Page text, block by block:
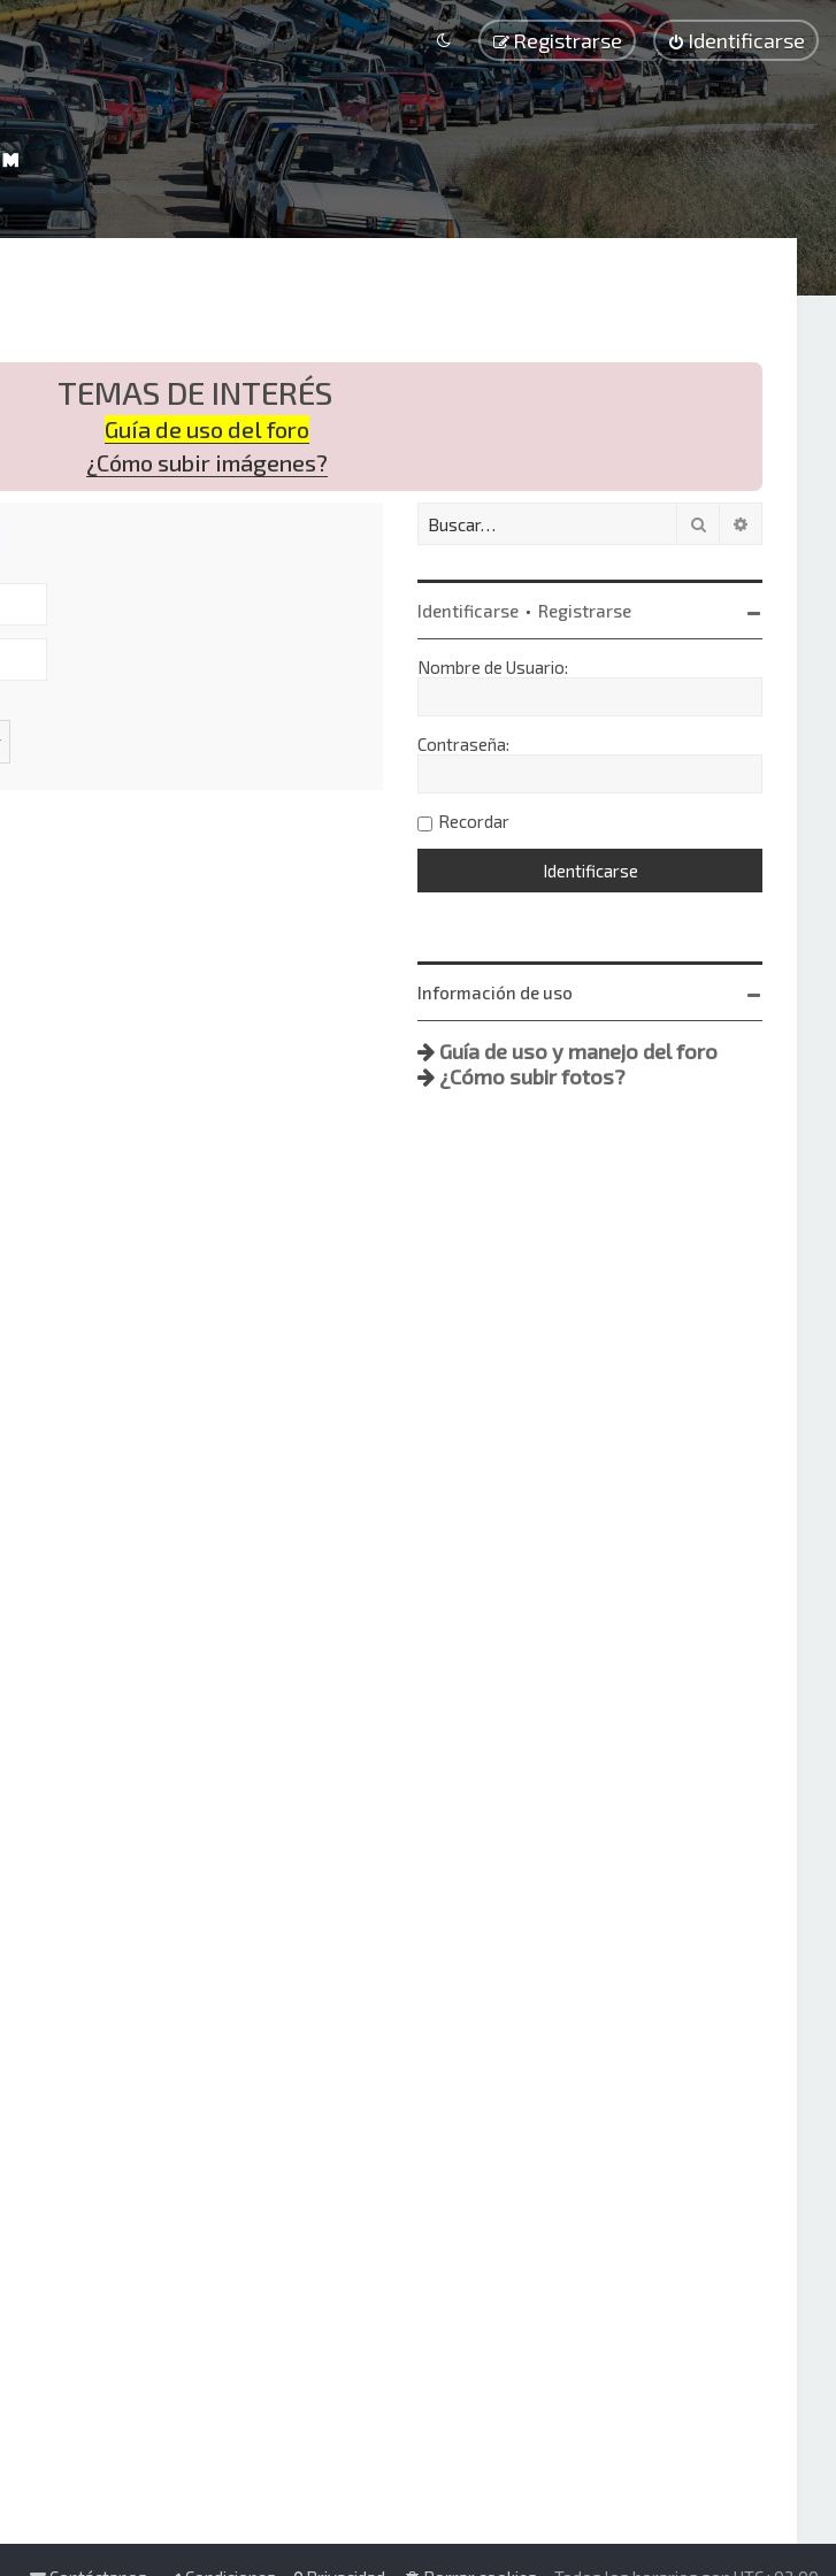
Identificarse
Registrarse
TEMAS DE INTERÉS
Guía de uso del foro
¿Cómo subir imágenes?
Buscar
Identificarse • Registrarse
Nombre de Usuario:
Contraseña:
Recordar
Información de uso
Guía de uso y manejo del foro
¿Cómo subir fotos?